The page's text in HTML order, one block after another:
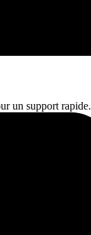
un support rapide.